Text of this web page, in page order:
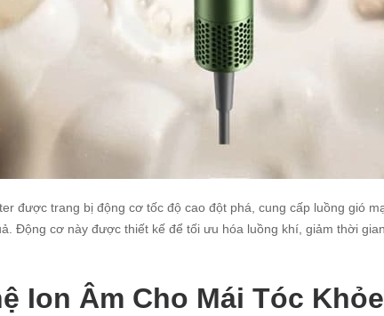
được trang bị động cơ tốc độ cao đột phá, cung cấp luồng gió
Động cơ này được thiết kế để tối ưu hóa luồng khí, giảm thời
Ion Âm Cho Mái Tóc